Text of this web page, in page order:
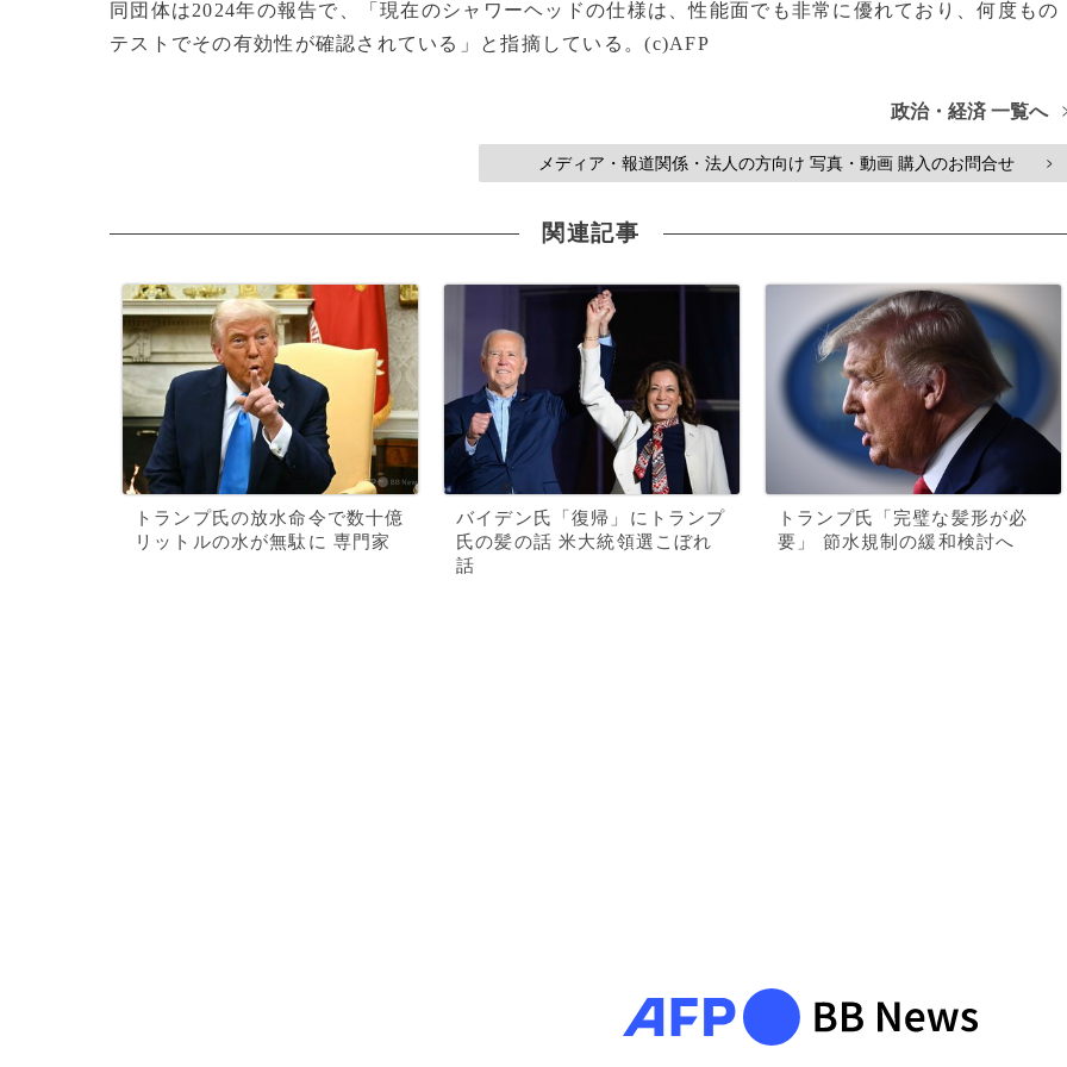
同団体は2024年の報告で、「現在のシャワーヘッドの仕様は、性能面でも非常に優れており、何度もの
テストでその有効性が確認されている」と指摘している。(c)AFP
政治・経済 一覧へ
メディア・報道関係・法人の方向け 写真・動画 購入のお問合せ >
関連記事
トランプ氏の放水命令で数十億
リットルの水が無駄に 専門家
バイデン氏「復帰」にトランプ
氏の髪の話 米大統領選こぼれ
話
トランプ氏「完璧な髪形が必
要」 節水規制の緩和検討へ